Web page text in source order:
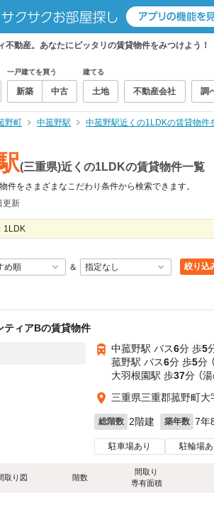
動産。あなたにピッタリの賃貸物件をみつけよう！
一戸建てを買う
新築 中古
建てる
土地 不動産会社 調
野町 中菰野駅 中菰野駅近くの1LDKの賃貸物件
(三重県)近くの1LDKの賃貸物件一覧
件をさまざまなこだわり条件から検索できます。
更新
1LDK
＆ 絞り込
ティアBの賃貸物件
中菰野駅 バス6分 歩5
菰野駅 バス6分 歩5分
大羽根園駅 歩37分 （
三重県三重郡菰野町大
総階数 2階建 築年数 7年
駐車場あり 駐輪場あ
取り図 階数
間取り
専有面積